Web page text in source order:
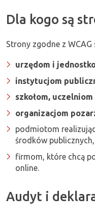
Dla kogo są
Strony zgodne z
urzędom i
instytucjom
szkołom,
organizacjom
podmiotom
środków publicznych,
firmom, które chcą
online.
Audyt i